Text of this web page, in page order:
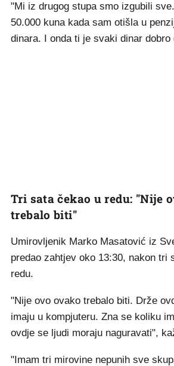
"Mi iz drugog stupa smo izgubili
50.000 kuna kada sam otišla u
dinara. I onda ti je svaki dinar dobro
Tri sata čekao u redu: "Nije
trebalo biti"
Umirovljenik Marko Masatović iz
predao zahtjev oko 13:30, nakon tri
redu.
"Nije ovo ovako trebalo biti. Drže
imaju u kompjuteru. Zna se koliku
ovdje se ljudi moraju naguravati",
"Imam tri mirovine nepunih sve